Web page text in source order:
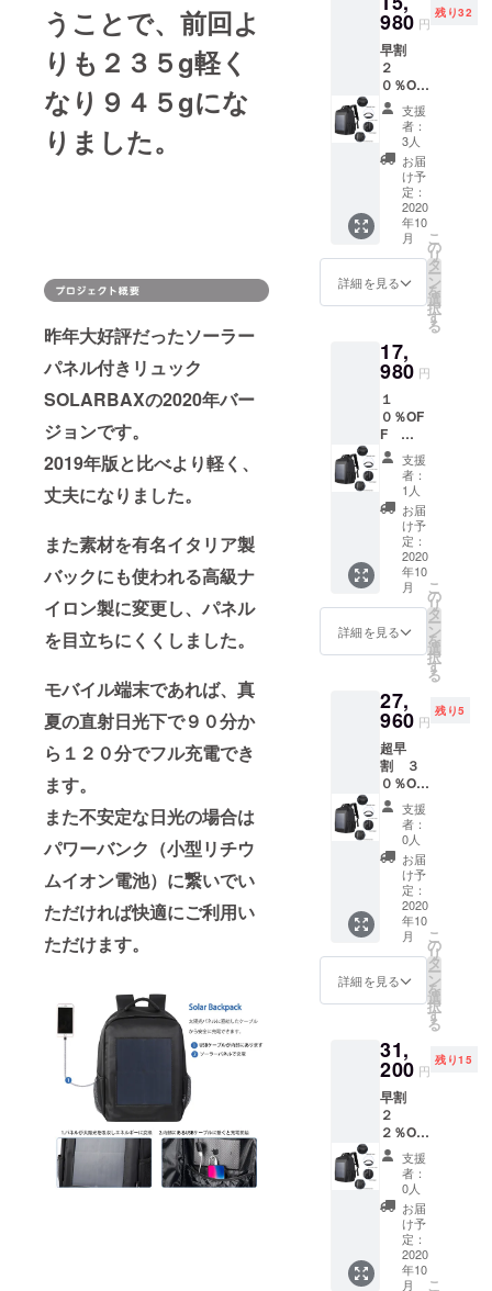
うことで、前回よ
りも２３５g軽く
なり９４５gにな
りました。
昨年大好評だったソーラー
パネル付きリュック
SOLARBAXの2020年バー
ジョンです。
2019年版と比べより軽く、
丈夫になりました。
また素材を有名イタリア製
バックにも使われる高級ナ
イロン製に変更し、パネル
を目立ちにくくしました。
モバイル端末であれば、真
夏の直射日光下で９０分か
ら１２０分でフル充電でき
ます。
また不安定な日光の場合は
パワーバンク（小型リチウ
ムイオン電池）に繋いでい
ただければ快適にご利用い
ただけます。
info@amlltd.
980 円
残り32
早割
２
０％OF
F
SOLAR
BAX １
個
（限定
数３
５） 一
般販売
予定価
格
20000
円
支援
者：
3人
お届
け予
定：
2020
年10
月
詳細を見る
こ
の
リ
タ
ー
ン
を
選
択
す
る
17,
980 円
１
０％OF
F
SOLAR
BAX １
個 一
般販売
予定価
20000
支援
者：
1人
お届
け予
定：
2020
年10
月
詳細を見る
こ
の
リ
タ
ー
ン
を
選
択
す
る
27,
960 円
残り5
超早
割 ３
０％OF
F
SOLAR
BAX ２
個
（限定
数 ５）
支援
者：
0人
お届
け予
定：
2020
年10
月
詳細を見る
こ
の
リ
タ
ー
ン
を
選
択
す
る
31,
200 円
残り15
早割
２
２％OF
F
SOLAR
BAX ２
個
（限定
数１
５）
支援
者：
0人
お届
け予
定：
2020
年10
月
こ